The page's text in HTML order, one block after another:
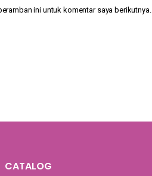
ini untuk komentar saya berikutnya.
CATALOG